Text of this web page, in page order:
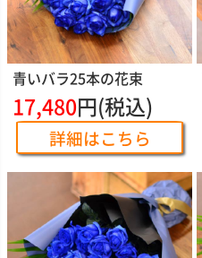
青いバラ25本の花束
17,480円(税込)
詳細はこちら